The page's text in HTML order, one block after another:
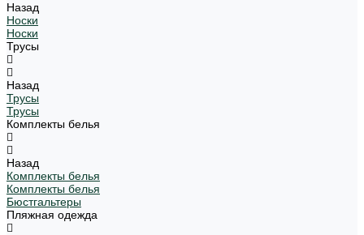
Назад
Носки
Носки
Трусы
Назад
Трусы
Трусы
Комплекты белья
Назад
Комплекты белья
Комплекты белья
Бюстгальтеры
Пляжная одежда